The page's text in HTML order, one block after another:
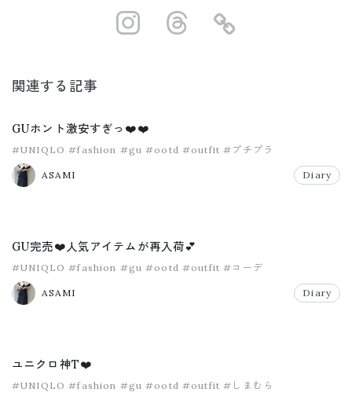
https://https://
関連する記事
GUホント激安すぎっ❤️❤️
#UNIQLO #fashion #gu #ootd #outfit #プチプラ
ASAMI Diary
GU完売❤️人気アイテムが再入荷💕
#UNIQLO #fashion #gu #ootd #outfit #コーデ
ASAMI Diary
ユニクロ神T❤️
#UNIQLO #fashion #gu #ootd #outfit #しまむら